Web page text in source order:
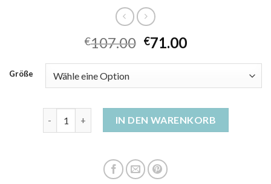
€107.00 €71.00
Größe
daunenjacke schwarz damen Menge
IN DEN WARENKORB